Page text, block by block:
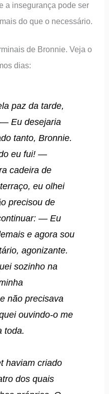
a insegurança pode ser
do que o necessário.
de Bronnie. Veja o
dias:
paz da tarde,
Eu desejaria
tanto, Bronnie.
eu fui! —
cadeira de
eu olhei
precisou de
— Eu
e agora sou
agonizante.
sozinho na
não precisava
ouvindo-o me
toda.
haviam criado
dos quais